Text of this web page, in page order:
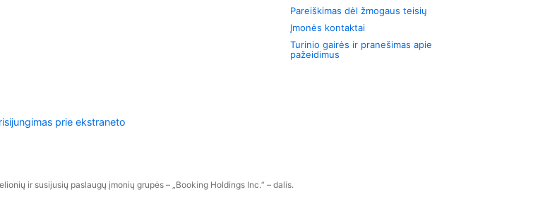
Pareiškimas dėl žmogaus teisių
Įmonės kontaktai
Turinio gairės ir pranešimas apie
pažeidimus
prie ekstraneto
ir susijusių paslaugų įmonių grupės – „Booking Holdings Inc.“ – dalis.